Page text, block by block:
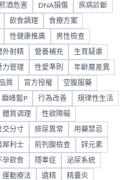
酒危害 DNA損傷 疾病診斷
飲食調理 食療方案
性健康推廣 男性檢查
外射精 營養補充 生育疑慮
力管理 性愛準則 年齡層差異
質 官方授權 空腹服藥
巔峰藍P 行為改善 規律性生活
體質调理 性欲障礙
交分寸 排尿異常 用藥禁忌
犀利士 前列腺檢查 鋅元素
孕飲食 隱睾症 泌尿系統
運動療法 遺精 精囊炎